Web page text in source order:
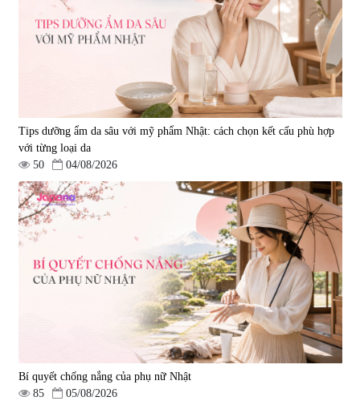
Tips dưỡng ẩm da sâu với mỹ phẩm Nhật: cách chọn kết cấu phù hợp
với từng loại da
50
04/08/2026
Bí quyết chống nắng của phụ nữ Nhật
85
05/08/2026